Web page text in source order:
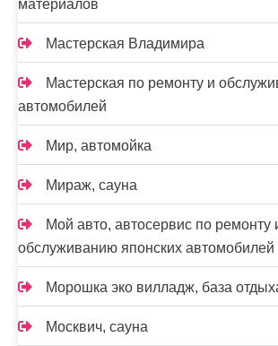
материалов
Мастерская Владимира
Мастерская по ремонту и
автомобилей
Мир, автомойка
Мираж, сауна
Мой авто, автосервис по ремонту
обслуживанию японских автомобилей
Морошка эко вилладж, база
Москвич, сауна